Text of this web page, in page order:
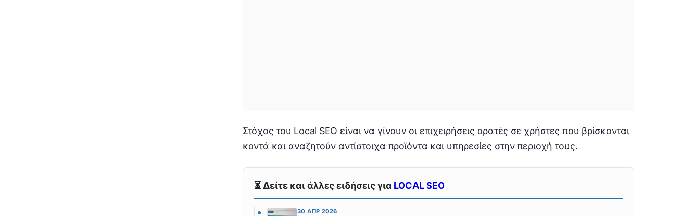
Στόχος του Local SEO είναι να γίνουν οι επιχειρήσεις ορατές σε χρήστες που βρίσκονται
κοντά και αναζητούν αντίστοιχα προϊόντα και υπηρεσίες στην περιοχή τους.
⏳ Δείτε και άλλες ειδήσεις για LOCAL SEO
30 ΑΠΡ 2026